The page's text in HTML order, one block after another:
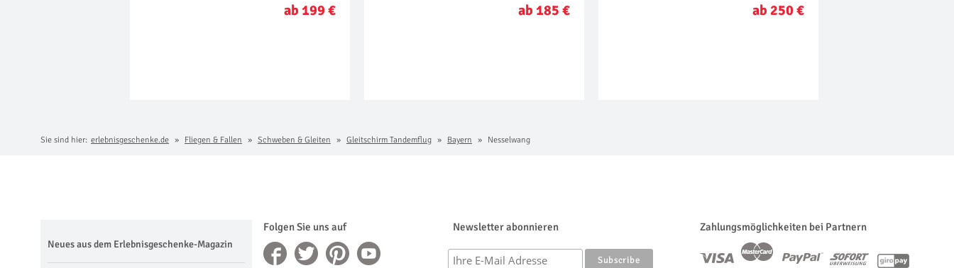
ab 199 € ab 185 € ab 250 €
Sie sind hier: erlebnisgeschenke.de Fliegen & Fallen Schweben & Gleiten Gleitschirm Tandemflug Bayern Nesselwang
Folgen Sie uns auf Newsletter abonnieren Zahlungsmöglichkeiten bei Partnern
Neues aus dem Erlebnisgeschenke-Magazin